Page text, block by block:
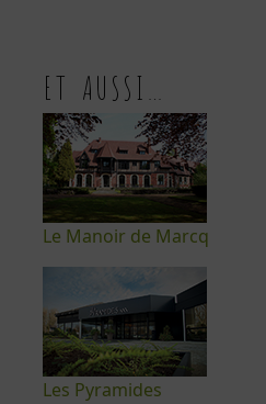
ET AUSSI…
Le Manoir de Marcq
Les Pyramides